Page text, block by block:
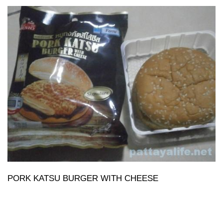
PORK KATSU BURGER WITH CHEESE